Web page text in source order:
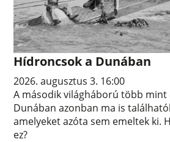
Hídroncsok a Dunában
2026. augusztus 3. 16:00
A második világháború több mint
Dunában azonban ma is
amelyeket azóta sem emeltek ki.
ez?